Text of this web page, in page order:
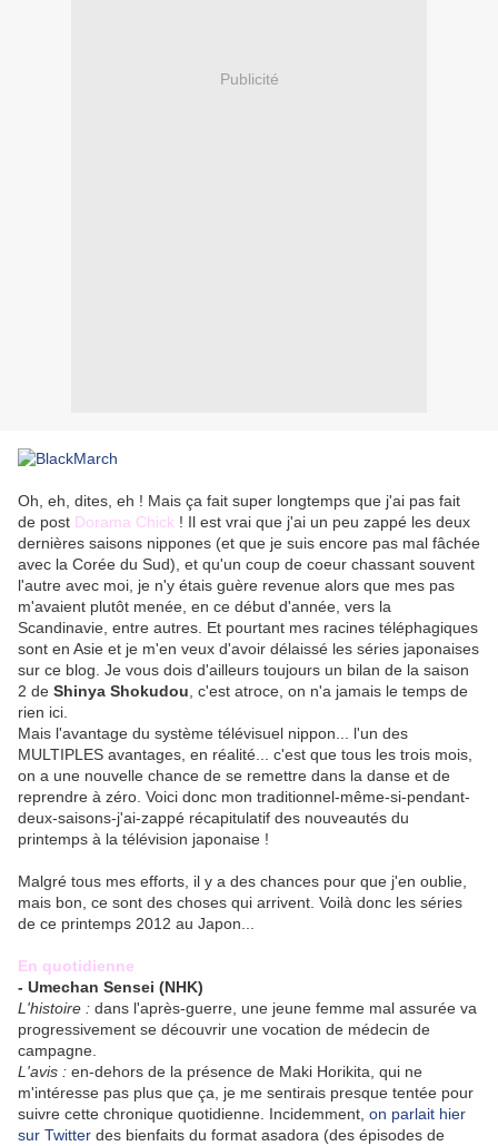
Publicité
Oh, eh, dites, eh ! Mais ça fait super longtemps que j'ai pas fait
de post Dorama Chick ! Il est vrai que j'ai un peu zappé les deux
dernières saisons nippones (et que je suis encore pas mal fâchée
avec la Corée du Sud), et qu'un coup de coeur chassant souvent
l'autre avec moi, je n'y étais guère revenue alors que mes pas
m'avaient plutôt menée, en ce début d'année, vers la
Scandinavie, entre autres. Et pourtant mes racines téléphagiques
sont en Asie et je m'en veux d'avoir délaissé les séries japonaises
sur ce blog. Je vous dois d'ailleurs toujours un bilan de la saison
2 de Shinya Shokudou , c'est atroce, on n'a jamais le temps de
rien ici.
Mais l'avantage du système télévisuel nippon... l'un des
MULTIPLES avantages, en réalité... c'est que tous les trois mois,
on a une nouvelle chance de se remettre dans la danse et de
reprendre à zéro. Voici donc mon traditionnel-même-si-pendant-
deux-saisons-j'ai-zappé récapitulatif des nouveautés du
printemps à la télévision japonaise !
Malgré tous mes efforts, il y a des chances pour que j'en oublie,
mais bon, ce sont des choses qui arrivent. Voilà donc les séries
de ce printemps 2012 au Japon...
En quotidienne
- Umechan Sensei (NHK)
L'histoire : dans l'après-guerre, une jeune femme mal assurée va
progressivement se découvrir une vocation de médecin de
campagne.
L'avis : en-dehors de la présence de Maki Horikita, qui ne
m'intéresse pas plus que ça, je me sentirais presque tentée pour
suivre cette chronique quotidienne. Incidemment, on parlait hier
sur Twitter des bienfaits du format asadora (des épisodes de